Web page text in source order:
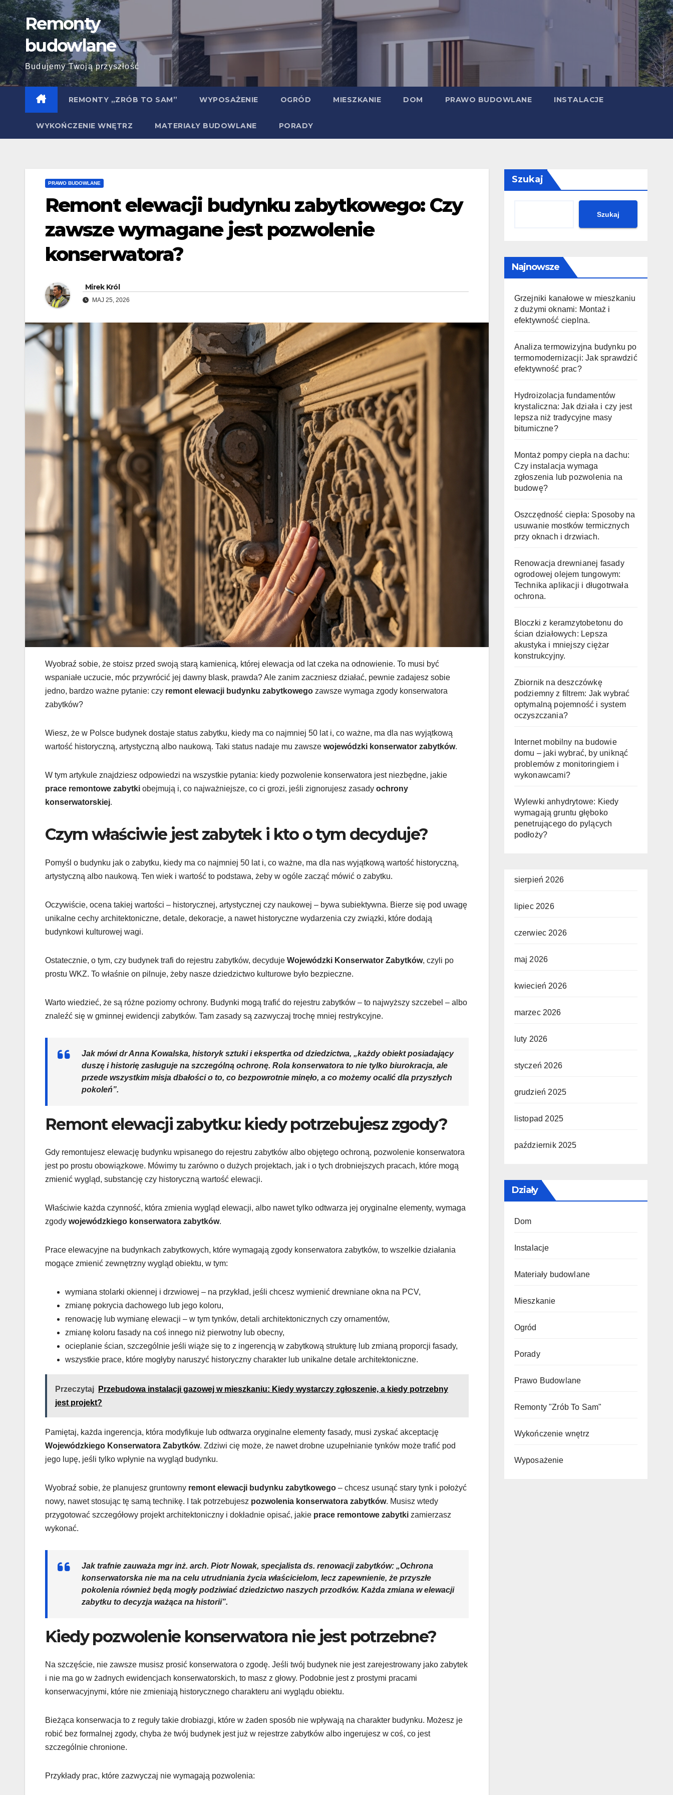
Skip
to
content
Remonty
budowlane
Budujemy Twoją przyszłość
REMONTY „ZRÓB TO SAM” WYPOSAŻENIE OGRÓD MIESZKANIE DOM PRAWO BUDOWLANE INSTALACJE
WYKOŃCZENIE WNĘTRZ MATERIAŁY BUDOWLANE PORADY
PRAWO BUDOWLANE
Remont elewacji budynku zabytkowego: Czy
zawsze wymagane jest pozwolenie
konserwatora?
Mirek Król
MAJ 25, 2026
Wyobraź sobie, że stoisz przed swoją starą kamienicą, której elewacja od lat czeka na odnowienie. To musi być
wspaniałe uczucie, móc przywrócić jej dawny blask, prawda? Ale zanim zaczniesz działać, pewnie zadajesz sobie
jedno, bardzo ważne pytanie: czy remont elewacji budynku zabytkowego zawsze wymaga zgody konserwatora
zabytków?
Wiesz, że w Polsce budynek dostaje status zabytku, kiedy ma co najmniej 50 lat i, co ważne, ma dla nas wyjątkową
wartość historyczną, artystyczną albo naukową. Taki status nadaje mu zawsze wojewódzki konserwator zabytków.
W tym artykule znajdziesz odpowiedzi na wszystkie pytania: kiedy pozwolenie konserwatora jest niezbędne, jakie
prace remontowe zabytki obejmują i, co najważniejsze, co ci grozi, jeśli zignorujesz zasady ochrony
konserwatorskiej.
Czym właściwie jest zabytek i kto o tym decyduje?
Pomyśl o budynku jak o zabytku, kiedy ma co najmniej 50 lat i, co ważne, ma dla nas wyjątkową wartość historyczną,
artystyczną albo naukową. Ten wiek i wartość to podstawa, żeby w ogóle zacząć mówić o zabytku.
Oczywiście, ocena takiej wartości – historycznej, artystycznej czy naukowej – bywa subiektywna. Bierze się pod uwagę
unikalne cechy architektoniczne, detale, dekoracje, a nawet historyczne wydarzenia czy związki, które dodają
budynkowi kulturowej wagi.
Ostatecznie, o tym, czy budynek trafi do rejestru zabytków, decyduje Wojewódzki Konserwator Zabytków, czyli po
prostu WKZ. To właśnie on pilnuje, żeby nasze dziedzictwo kulturowe było bezpieczne.
Warto wiedzieć, że są różne poziomy ochrony. Budynki mogą trafić do rejestru zabytków – to najwyższy szczebel – albo
znaleźć się w gminnej ewidencji zabytków. Tam zasady są zazwyczaj trochę mniej restrykcyjne.
Jak mówi dr Anna Kowalska, historyk sztuki i ekspertka od dziedzictwa, „każdy obiekt posiadający
duszę i historię zasługuje na szczególną ochronę. Rola konserwatora to nie tylko biurokracja, ale
przede wszystkim misja dbałości o to, co bezpowrotnie minęło, a co możemy ocalić dla przyszłych
pokoleń”.
Remont elewacji zabytku: kiedy potrzebujesz zgody?
Gdy remontujesz elewację budynku wpisanego do rejestru zabytków albo objętego ochroną, pozwolenie konserwatora
jest po prostu obowiązkowe. Mówimy tu zarówno o dużych projektach, jak i o tych drobniejszych pracach, które mogą
zmienić wygląd, substancję czy historyczną wartość elewacji.
Właściwie każda czynność, która zmienia wygląd elewacji, albo nawet tylko odtwarza jej oryginalne elementy, wymaga
zgody wojewódzkiego konserwatora zabytków.
Prace elewacyjne na budynkach zabytkowych, które wymagają zgody konserwatora zabytków, to wszelkie działania
mogące zmienić zewnętrzny wygląd obiektu, w tym:
wymiana stolarki okiennej i drzwiowej – na przykład, jeśli chcesz wymienić drewniane okna na PCV,
zmianę pokrycia dachowego lub jego koloru,
renowację lub wymianę elewacji – w tym tynków, detali architektonicznych czy ornamentów,
zmianę koloru fasady na coś innego niż pierwotny lub obecny,
ocieplanie ścian, szczególnie jeśli wiąże się to z ingerencją w zabytkową strukturę lub zmianą proporcji fasady,
wszystkie prace, które mogłyby naruszyć historyczny charakter lub unikalne detale architektoniczne.
Przeczytaj
Przebudowa instalacji gazowej w mieszkaniu: Kiedy wystarczy zgłoszenie, a kiedy potrzebny
jest projekt?
Pamiętaj, każda ingerencja, która modyfikuje lub odtwarza oryginalne elementy fasady, musi zyskać akceptację
Wojewódzkiego Konserwatora Zabytków. Zdziwi cię może, że nawet drobne uzupełnianie tynków może trafić pod
jego lupę, jeśli tylko wpłynie na wygląd budynku.
Wyobraź sobie, że planujesz gruntowny remont elewacji budynku zabytkowego – chcesz usunąć stary tynk i położyć
nowy, nawet stosując tę samą technikę. I tak potrzebujesz pozwolenia konserwatora zabytków. Musisz wtedy
przygotować szczegółowy projekt architektoniczny i dokładnie opisać, jakie prace remontowe zabytki zamierzasz
wykonać.
Jak trafnie zauważa mgr inż. arch. Piotr Nowak, specjalista ds. renowacji zabytków: „Ochrona
konserwatorska nie ma na celu utrudniania życia właścicielom, lecz zapewnienie, że przyszłe
pokolenia również będą mogły podziwiać dziedzictwo naszych przodków. Każda zmiana w elewacji
zabytku to decyzja ważąca na historii”.
Kiedy pozwolenie konserwatora nie jest potrzebne?
Na szczęście, nie zawsze musisz prosić konserwatora o zgodę. Jeśli twój budynek nie jest zarejestrowany jako zabytek
i nie ma go w żadnych ewidencjach konserwatorskich, to masz z głowy. Podobnie jest z prostymi pracami
konserwacyjnymi, które nie zmieniają historycznego charakteru ani wyglądu obiektu.
Bieżąca konserwacja to z reguły takie drobiazgi, które w żaden sposób nie wpływają na charakter budynku. Możesz je
robić bez formalnej zgody, chyba że twój budynek jest już w rejestrze zabytków albo ingerujesz w coś, co jest
szczególnie chronione.
Przykłady prac, które zazwyczaj nie wymagają pozwolenia:
Szukaj
Szukaj
Najnowsze
Grzejniki kanałowe w mieszkaniu
z dużymi oknami: Montaż i
efektywność cieplna.
Analiza termowizyjna budynku po
termomodernizacji: Jak sprawdzić
efektywność prac?
Hydroizolacja fundamentów
krystaliczna: Jak działa i czy jest
lepsza niż tradycyjne masy
bitumiczne?
Montaż pompy ciepła na dachu:
Czy instalacja wymaga
zgłoszenia lub pozwolenia na
budowę?
Oszczędność ciepła: Sposoby na
usuwanie mostków termicznych
przy oknach i drzwiach.
Renowacja drewnianej fasady
ogrodowej olejem tungowym:
Technika aplikacji i długotrwała
ochrona.
Bloczki z keramzytobetonu do
ścian działowych: Lepsza
akustyka i mniejszy ciężar
konstrukcyjny.
Zbiornik na deszczówkę
podziemny z filtrem: Jak wybrać
optymalną pojemność i system
oczyszczania?
Internet mobilny na budowie
domu – jaki wybrać, by uniknąć
problemów z monitoringiem i
wykonawcami?
Wylewki anhydrytowe: Kiedy
wymagają gruntu głęboko
penetrującego do pylących
podłoży?
sierpień 2026
lipiec 2026
czerwiec 2026
maj 2026
kwiecień 2026
marzec 2026
luty 2026
styczeń 2026
grudzień 2025
listopad 2025
październik 2025
Działy
Dom
Instalacje
Materiały budowlane
Mieszkanie
Ogród
Porady
Prawo Budowlane
Remonty "Zrób To Sam"
Wykończenie wnętrz
Wyposażenie